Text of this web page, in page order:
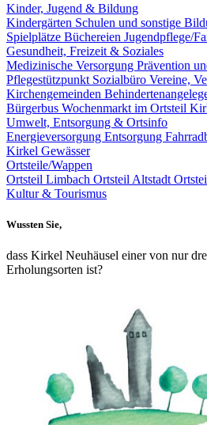
Kinder, Jugend & Bildung
Kindergärten Schulen und sonstige
Spielplätze Büchereien Jugendpflege/
Gesundheit, Freizeit & Soziales
Medizinische Versorgung Prävention
Pflegestützpunkt Sozialbüro Vereine,
Kirchengemeinden
Bürgerbus Wochenmarkt im Ortsteil
Umwelt, Entsorgung & Ortsinfo
Energieversorgung Entsorgung
Kirkel Gewässer
Ortsteile/Wappen
Ortsteil Limbach Ortsteil Altstadt
Kultur & Tourismus
Wussten Sie,
dass Kirkel Neuhäusel einer von nur
Erholungsorten ist?